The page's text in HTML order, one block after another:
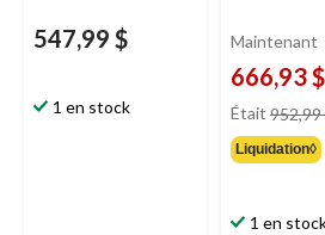
547,99 $
1 en stock
Maintenant
666,93 $
Était 952,99
Liquidation◊
1 en